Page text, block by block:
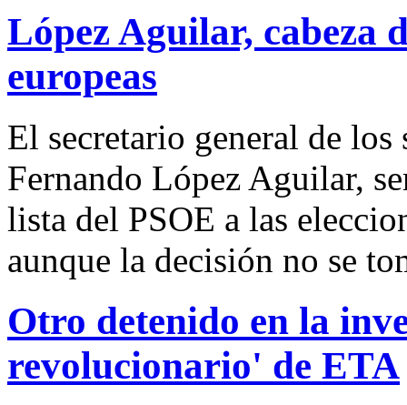
López Aguilar, cabeza
europeas
El secretario general de los
Fernando López Aguilar,
lista del PSOE a las
aunque la decisión no se
Otro detenido en la
revolucionario' de ETA